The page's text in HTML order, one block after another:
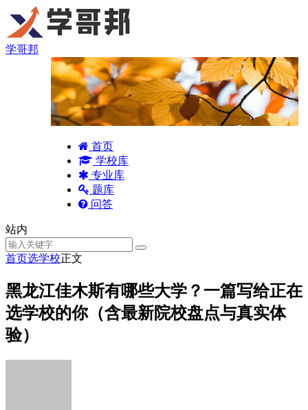
学哥邦
首页
学校库
专业库
题库
问答
站内
首页选学校正文
黑龙江佳木斯有哪些大学？一篇写给正在
选学校的你（含最新院校盘点与真实体
验）